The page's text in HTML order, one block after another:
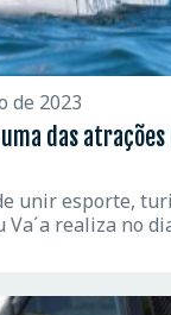
de 2023
das
unir esporte,
Va´a realiza no